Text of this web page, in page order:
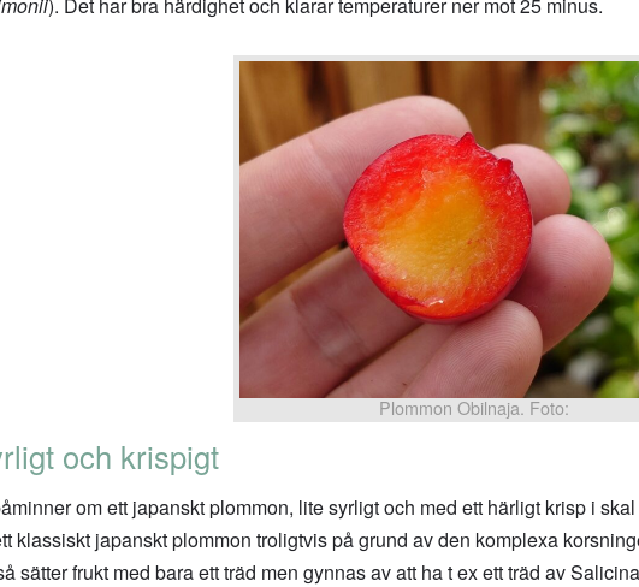
). Det har bra härdighet och klarar temperaturer ner mot 25 minus.
Plommon Obilnaja. Foto:
och krispigt
om ett japanskt plommon, lite syrligt och med ett härligt krisp i
klassiskt japanskt plommon troligtvis på grund av den komplexa
sätter frukt med bara ett träd men gynnas av att ha t ex ett träd av